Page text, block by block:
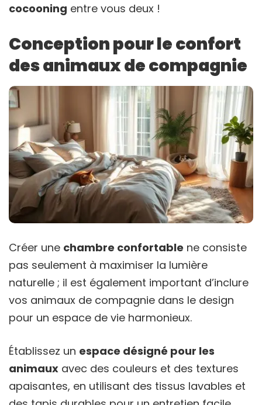
cocooning entre vous deux !
Conception pour le confort
des animaux de compagnie
Créer une chambre confortable ne consiste
pas seulement à maximiser la lumière
naturelle ; il est également important d’inclure
vos animaux de compagnie dans le design
pour un espace de vie harmonieux.
Établissez un espace désigné pour les
animaux avec des couleurs et des textures
apaisantes, en utilisant des tissus lavables et